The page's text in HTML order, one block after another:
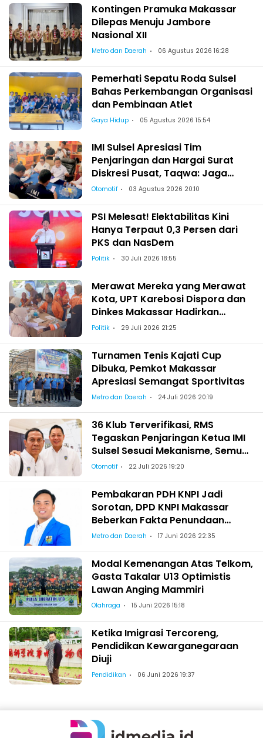
Kontingen Pramuka Makassar
Dilepas Menuju Jambore
Nasional XII
Metro dan Daerah 06 Agustus 2026 16:28
Pemerhati Sepatu Roda Sulsel
Bahas Perkembangan Organisasi
dan Pembinaan Atlet
Gaya Hidup 05 Agustus 2026 15:54
IMI Sulsel Apresiasi Tim
Penjaringan dan Hargai Surat
Diskresi Pusat, Taqwa: Jaga
Kekeluargaan-Kebersamaan
Otomotif 03 Agustus 2026 20:10
PSI Melesat! Elektabilitas Kini
Hanya Terpaut 0,3 Persen dari
PKS dan NasDem
Politik 30 Juli 2026 18:55
Merawat Mereka yang Merawat
Kota, UPT Karebosi Dispora dan
Dinkes Makassar Hadirkan
Pemeriksaan Kesehatan bagi
Politik 29 Juli 2026 21:25
Turnamen Tenis Kajati Cup
Dibuka, Pemkot Makassar
Apresiasi Semangat Sportivitas
Metro dan Daerah 24 Juli 2026 20:19
36 Klub Terverifikasi, RMS
Tegaskan Penjaringan Ketua IMI
Sulsel Sesuai Mekanisme, Semua
Berhak Maju!
Otomotif 22 Juli 2026 19:20
Pembakaran PDH KNPI Jadi
Sorotan, DPD KNPI Makassar
Beberkan Fakta Penundaan
Pelantikan Wajo
Metro dan Daerah 17 Juni 2026 22:35
Modal Kemenangan Atas Telkom,
Gasta Takalar U13 Optimistis
Lawan Anging Mammiri
Olahraga 15 Juni 2026 15:18
Ketika Imigrasi Tercoreng,
Pendidikan Kewarganegaraan
Diuji
Pendidikan 06 Juni 2026 19:37